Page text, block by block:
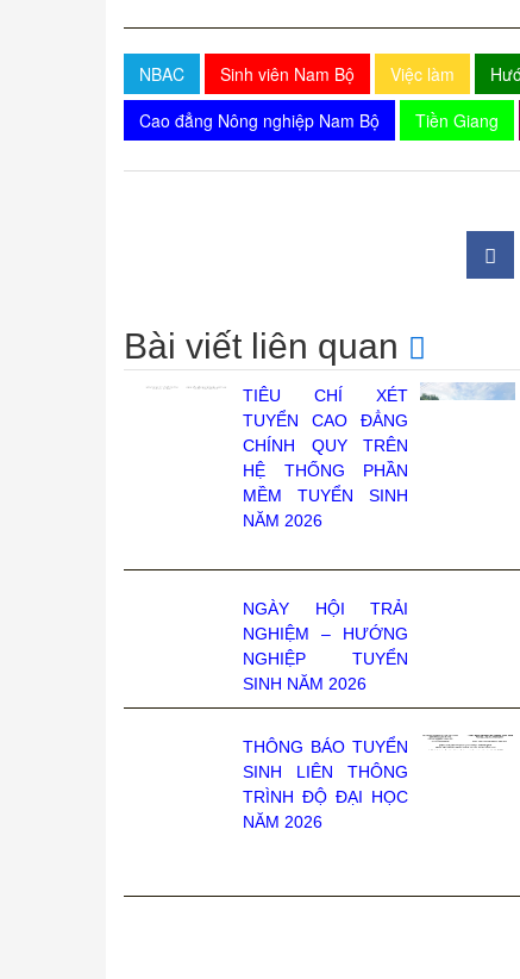
NBAC Sinh viên Nam Bộ Việc làm
Cao đẳng Nông nghiệp Nam Bộ
Tiền Giang
Bài viết liên quan
TIÊU CHÍ XÉT
TUYỂN CAO ĐẲNG
CHÍNH QUY TRÊN
HỆ THỐNG PHẦN
MỀM TUYỂN SINH
NĂM 2026
NGÀY HỘI TRẢI
NGHIỆM – HƯỚNG
NGHIỆP TUYỂN
SINH NĂM 2026
THÔNG BÁO TUYỂN
SINH LIÊN THÔNG
TRÌNH ĐỘ ĐẠI HỌC
NĂM 2026